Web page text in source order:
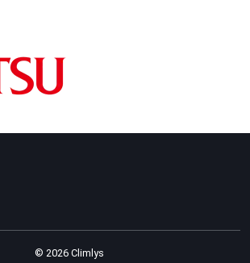
© 2026 Climlys